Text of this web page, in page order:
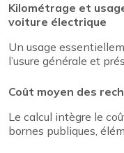
Kilométrage et
voiture électrique
Un usage
l’usure générale et
Coût moyen des
Le calcul intègre le
bornes publiques,